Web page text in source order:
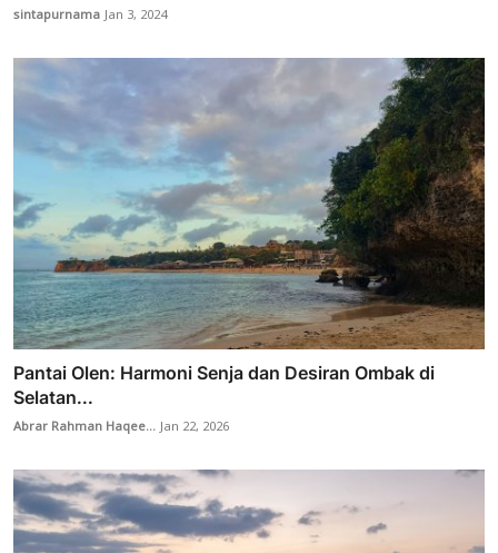
sintapurnamaJan 3, 2024
Pantai Olen: Harmoni Senja dan Desiran Ombak di
Selatan...
Abrar Rahman Haqee...Jan 22, 2026